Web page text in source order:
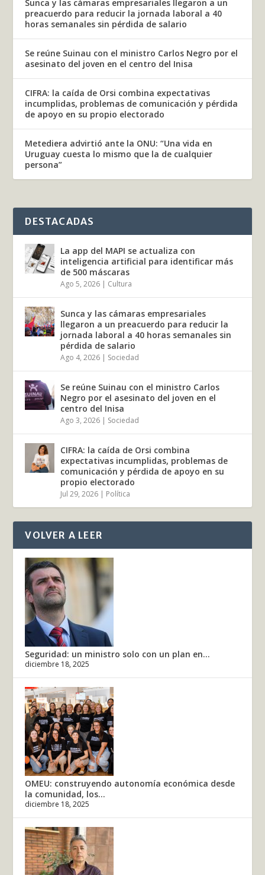
Sunca y las cámaras empresariales llegaron a un
preacuerdo para reducir la jornada laboral a 40
horas semanales sin pérdida de salario
Se reúne Suinau con el ministro Carlos Negro por el
asesinato del joven en el centro del Inisa
CIFRA: la caída de Orsi combina expectativas
incumplidas, problemas de comunicación y pérdida
de apoyo en su propio electorado
Metediera advirtió ante la ONU: “Una vida en
Uruguay cuesta lo mismo que la de cualquier
persona”
DESTACADAS
La app del MAPI se actualiza con
inteligencia artificial para identificar más
de 500 máscaras
Ago 5, 2026 | Cultura
Sunca y las cámaras empresariales
llegaron a un preacuerdo para reducir la
jornada laboral a 40 horas semanales sin
pérdida de salario
Ago 4, 2026 | Sociedad
Se reúne Suinau con el ministro Carlos
Negro por el asesinato del joven en el
centro del Inisa
Ago 3, 2026 | Sociedad
CIFRA: la caída de Orsi combina
expectativas incumplidas, problemas de
comunicación y pérdida de apoyo en su
propio electorado
Jul 29, 2026 | Política
VOLVER A LEER
Seguridad: un ministro solo con un plan en...
diciembre 18, 2025
OMEU: construyendo autonomía económica desde
la comunidad, los...
diciembre 18, 2025